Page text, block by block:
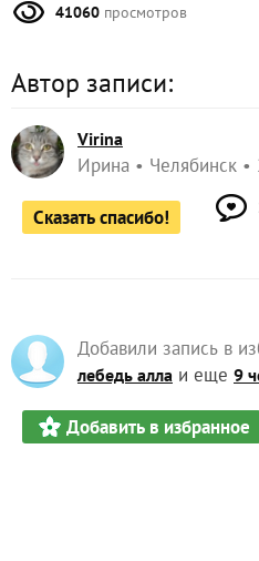
41060 просмотров
Автор записи:
Virina
Ирина Челябинск
Сказать спасибо!
Добавили запись в
лебедь алла и еще 9
Добавить в избранное